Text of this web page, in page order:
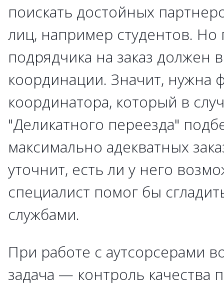
поискать достойных
лиц, например студентов.
подрядчика на заказ должен
координации. Значит, нужна
координатора, который в
"Деликатного переезда"
максимально адекватных
уточнит, есть ли у него
специалист помог бы
службами.
При работе с аутсорсерами
задача — контроль качества